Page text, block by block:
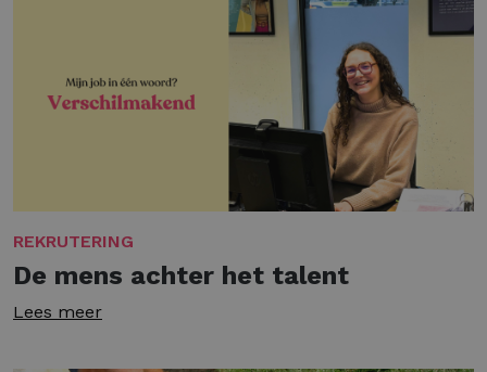
REKRUTERING
De mens achter het talent
Lees meer